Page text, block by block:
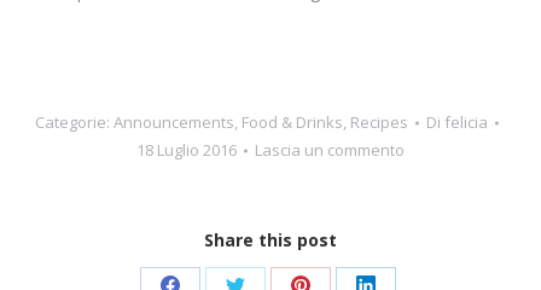
Categorie: Announcements, Food & Drinks, Recipes Di felicia
18 Luglio 2016
Lascia un commento
Share this post